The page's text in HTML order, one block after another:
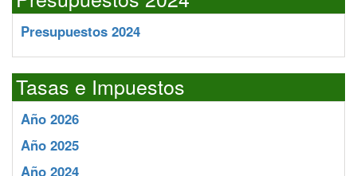
Presupuestos 2024
Tasas e Impuestos
Año 2026
Año 2025
Año 2024